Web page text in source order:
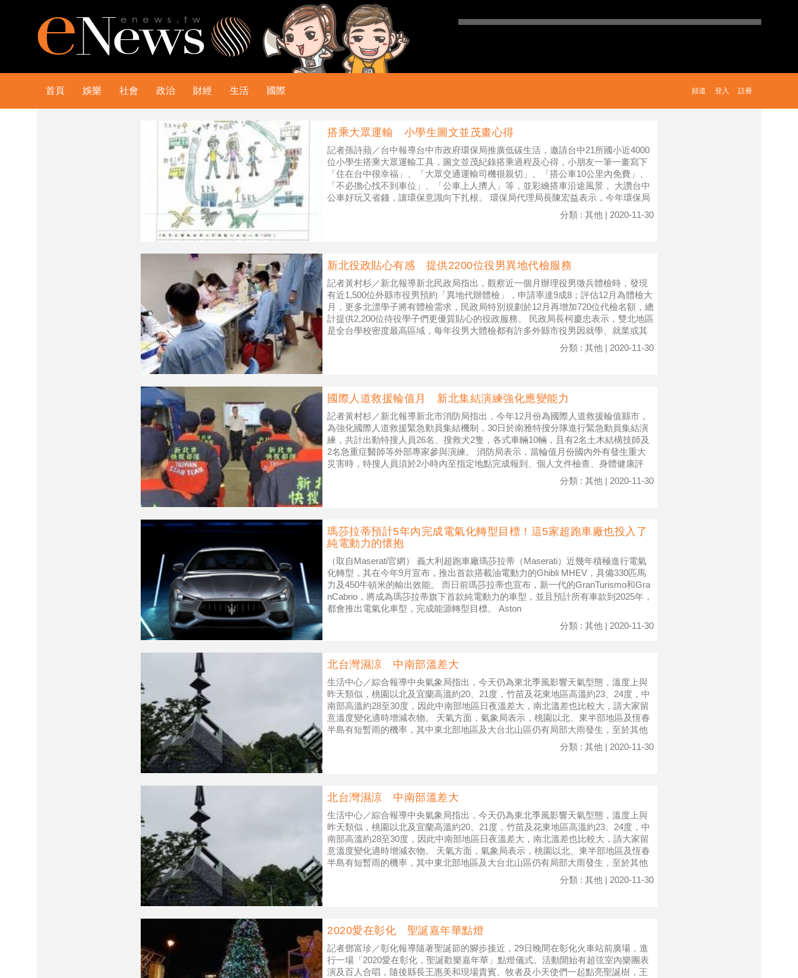
首頁 娛樂 社會 政治 財經 生活 國際 註冊
登入
頻道
搭乘大眾運輸 小學生圖文並茂畫心得
記者孫詩蘋／台中報導台中市政府環保局推廣低碳生活，邀請台中21所國小近4000
位小學生搭乘大眾運輸工具，圖文並茂紀錄搭乘過程及心得，小朋友一筆一畫寫下
「住在台中很幸福」、「大眾交通運輸司機很親切」、「搭公車10公里內免費」、
「不必擔心找不到車位」、「公車上人擠人」等，並彩繪搭車沿途風景， 大讚台中
公車好玩又省錢，讓環保意識向下扎根。 環保局代理局長陳宏益表示，今年環保局
分類 : 其他 | 2020-11-30
新北役政貼心有感 提供2200位役男異地代檢服務
記者黃村杉／新北報導新北民政局指出，觀察近一個月辦理役男徵兵體檢時，發現
有近1,500位外縣市役男預約「異地代辦體檢」，申請率達9成8；評估12月為體檢大
月，更多北漂學子將有體檢需求，民政局特別規劃於12月再增加720位代檢名額，總
計提供2,200位待役學子們更優質貼心的役政服務。 民政局長柯慶忠表示，雙北地區
是全台學校密度最高區域，每年役男大體檢都有許多外縣市役男因就學、就業或其
分類 : 其他 | 2020-11-30
國際人道救援輪值月 新北集結演練強化應變能力
記者黃村杉／新北報導新北市消防局指出，今年12月份為國際人道救援輪值縣市，
為強化國際人道救援緊急動員集結機制，30日於南雅特搜分隊進行緊急動員集結演
練，共計出動特搜人員26名、搜救犬2隻，各式車輛10輛，且有2名土木結構技師及
2名急重症醫師等外部專家參與演練。 消防局表示，當輪值月份國內外有發生重大
災害時，特搜人員須於2小時內至指定地點完成報到、個人文件檢查、身體健康評
分類 : 其他 | 2020-11-30
瑪莎拉蒂預計5年內完成電氣化轉型目標！這5家超跑車廠也投入了
純電動力的懷抱
（取自Maserati官網） 義大利超跑車廠瑪莎拉蒂（Maserati）近幾年積極進行電氣
化轉型，其在今年9月宣布，推出首款搭載油電動力的Ghibli MHEV，具備330匹馬
力及450牛頓米的輸出效能。 而日前瑪莎拉蒂也宣布，新一代的GranTurismo和Gra
nCabrio，將成為瑪莎拉蒂旗下首款純電動力的車型，並且預計所有車款到2025年，
都會推出電氣化車型，完成能源轉型目標。 Aston
分類 : 其他 | 2020-11-30
北台灣濕涼 中南部溫差大
生活中心／綜合報導中央氣象局指出，今天仍為東北季風影響天氣型態，溫度上與
昨天類似，桃園以北及宜蘭高溫約20、21度，竹苗及花東地區高溫約23、24度，中
南部高溫約28至30度，因此中南部地區日夜溫差大，南北溫差也比較大，請大家留
意溫度變化適時增減衣物。 天氣方面，氣象局表示，桃園以北、東半部地區及恆春
半島有短暫雨的機率，其中東北部地區及大台北山區仍有局部大雨發生，至於其他
分類 : 其他 | 2020-11-30
北台灣濕涼 中南部溫差大
生活中心／綜合報導中央氣象局指出，今天仍為東北季風影響天氣型態，溫度上與
昨天類似，桃園以北及宜蘭高溫約20、21度，竹苗及花東地區高溫約23、24度，中
南部高溫約28至30度，因此中南部地區日夜溫差大，南北溫差也比較大，請大家留
意溫度變化適時增減衣物。 天氣方面，氣象局表示，桃園以北、東半部地區及恆春
半島有短暫雨的機率，其中東北部地區及大台北山區仍有局部大雨發生，至於其他
分類 : 其他 | 2020-11-30
2020愛在彰化 聖誕嘉年華點燈
記者鄧富珍／彰化報導隨著聖誕節的腳步接近，29日晚間在彰化火車站前廣場，進
行一場「2020愛在彰化，聖誕歡樂嘉年華」點燈儀式。活動開始有超弦室內樂團表
演及百人合唱，隨後縣長王惠美和現場貴賓、牧者及小天使們一起點亮聖誕樹，王